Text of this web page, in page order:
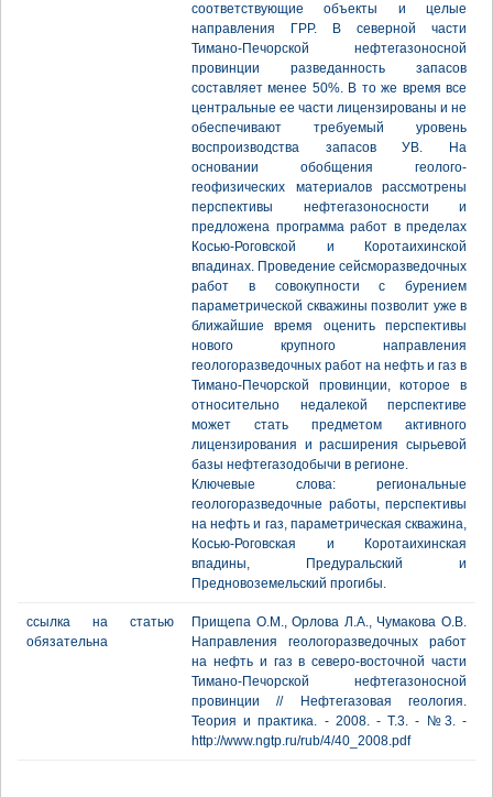
соответствующие объекты и целые
направления ГРР. В северной части
Тимано-Печорской нефтегазоносной
провинции разведанность запасов
составляет менее 50%. В то же время все
центральные ее части лицензированы и не
обеспечивают требуемый уровень
воспроизводства запасов УВ. На
основании обобщения геолого-
геофизических материалов рассмотрены
перспективы нефтегазоносности и
предложена программа работ в пределах
Косью-Роговской и Коротаихинской
впадинах. Проведение сейсморазведочных
работ в совокупности с бурением
параметрической скважины позволит уже в
ближайшие время оценить перспективы
нового крупного направления
геологоразведочных работ на нефть и газ в
Тимано-Печорской провинции, которое в
относительно недалекой перспективе
может стать предметом активного
лицензирования и расширения сырьевой
базы нефтегазодобычи в регионе.
Ключевые слова: региональные
геологоразведочные работы, перспективы
на нефть и газ, параметрическая скважина,
Косью-Роговская и Коротаихинская
впадины, Предуральский и
Предновоземельский прогибы.
ссылка на статью
обязательна
Прищепа О.М., Орлова Л.А., Чумакова О.В.
Направления геологоразведочных работ
на нефть и газ в северо-восточной части
Тимано-Печорской нефтегазоносной
провинции // Нефтегазовая геология.
Теория и практика. - 2008. - Т.3. - №3. -
http://www.ngtp.ru/rub/4/40_2008.pdf